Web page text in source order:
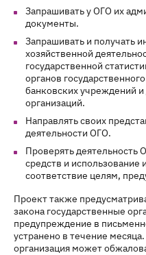
Запрашивать у ОГО их
документы.
Запрашивать и получать
хозяйственной
государственной
органов
банковских учреждений
организаций.
Направлять своих
деятельности ОГО.
Проверять деятельность
средств и использование
соответствие целям,
Проект также
закона государственные
предупреждение в
устранено в течение
организация может